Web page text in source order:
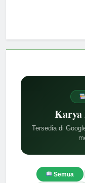
Karya
Tersedia di
Semua